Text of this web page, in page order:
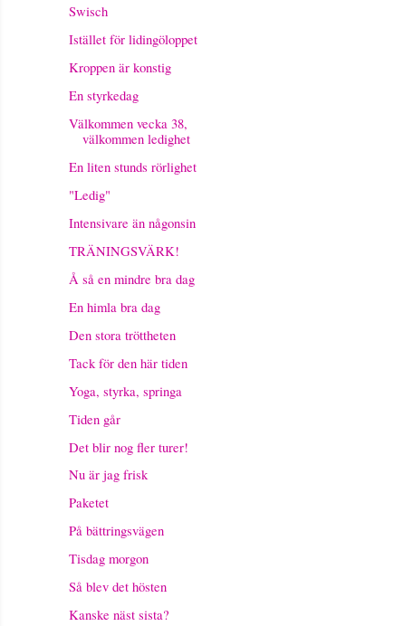
Swisch
Istället för lidingöloppet
Kroppen är konstig
En styrkedag
Välkommen vecka 38,
välkommen ledighet
En liten stunds rörlighet
"Ledig"
Intensivare än någonsin
TRÄNINGSVÄRK!
Å så en mindre bra dag
En himla bra dag
Den stora tröttheten
Tack för den här tiden
Yoga, styrka, springa
Tiden går
Det blir nog fler turer!
Nu är jag frisk
Paketet
På bättringsvägen
Tisdag morgon
Så blev det hösten
Kanske näst sista?